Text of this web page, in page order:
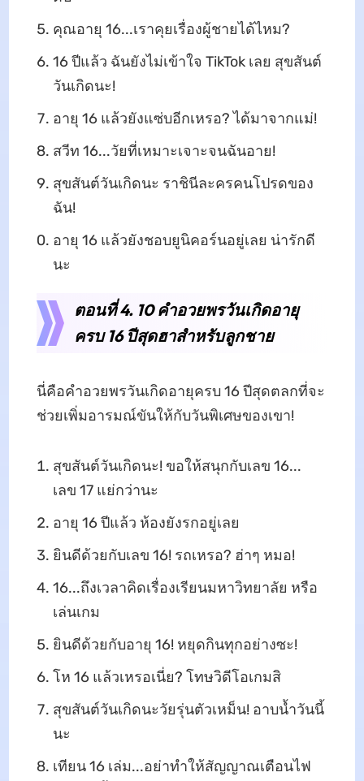
คุณอายุ 16...เราคุยเรื่องผู้ชายได้ไหม?
16 ปีแล้ว ฉันยังไม่เข้าใจ TikTok เลย สุขสันต์
วันเกิดนะ!
อายุ 16 แล้วยังแซ่บอีกเหรอ? ได้มาจากแม่!
สวีท 16...วัยที่เหมาะเจาะจนฉันอาย!
สุขสันต์วันเกิดนะ ราชินีละครคนโปรดของ
ฉัน!
อายุ 16 แล้วยังชอบยูนิคอร์นอยู่เลย น่ารักดี
นะ
ตอนที่ 4. 10 คำอวยพรวันเกิดอายุ
ครบ 16 ปีสุดฮาสำหรับลูกชาย
นี่คือคำอวยพรวันเกิดอายุครบ 16 ปีสุดตลกที่จะ
ช่วยเพิ่มอารมณ์ขันให้กับวันพิเศษของเขา!
สุขสันต์วันเกิดนะ! ขอให้สนุกกับเลข 16...
เลข 17 แย่กว่านะ
อายุ 16 ปีแล้ว ห้องยังรกอยู่เลย
ยินดีด้วยกับเลข 16! รถเหรอ? ฮ่าๆ หมอ!
16...ถึงเวลาคิดเรื่องเรียนมหาวิทยาลัย หรือ
เล่นเกม
ยินดีด้วยกับอายุ 16! หยุดกินทุกอย่างซะ!
โห 16 แล้วเหรอเนี่ย? โทษวิดีโอเกมสิ
สุขสันต์วันเกิดนะวัยรุ่นตัวเหม็น! อาบน้ำวันนี้
นะ
เทียน 16 เล่ม...อย่าทำให้สัญญาณเตือนไฟ